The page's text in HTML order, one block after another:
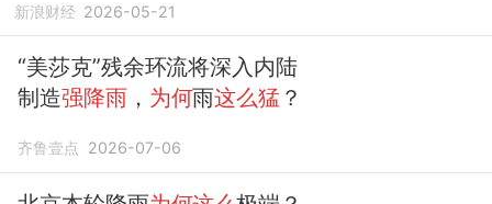
新浪财经 2026-05-21
“美莎克”残余环流将深入内陆
制造强降雨， 为何雨这么猛 ？
齐鲁壹点 2026-07-06